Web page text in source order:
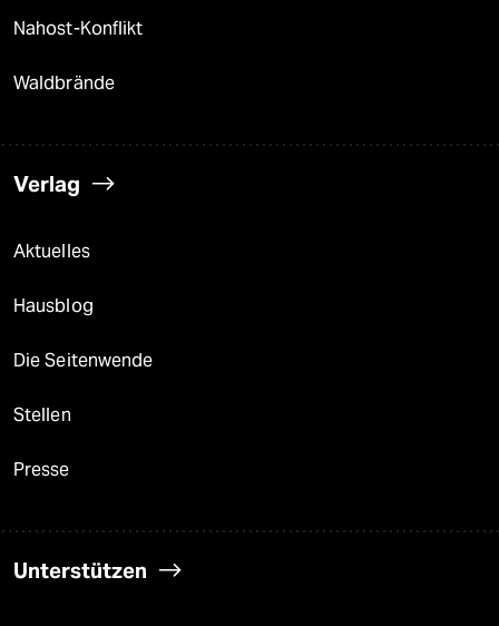
Nahost-Konflikt
Waldbrände
Verlag
Aktuelles
Hausblog
Die Seitenwende
Stellen
Presse
Unterstützen